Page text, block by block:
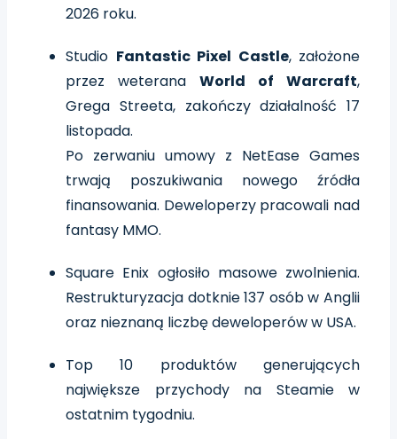
2026 roku.
Studio Fantastic Pixel Castle, założone
przez weterana World of Warcraft,
Grega Streeta, zakończy działalność 17
listopada.
Po zerwaniu umowy z NetEase Games
trwają poszukiwania nowego źródła
finansowania. Deweloperzy pracowali nad
fantasy MMO.
Square Enix ogłosiło masowe zwolnienia.
Restrukturyzacja dotknie 137 osób w Anglii
oraz nieznaną liczbę deweloperów w USA.
Top 10 produktów generujących
największe przychody na Steamie w
ostatnim tygodniu.